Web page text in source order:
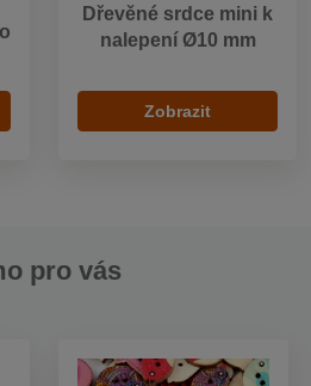
Dřevěné srdce mini k
nalepení Ø10 mm
Zobrazit
pro vás